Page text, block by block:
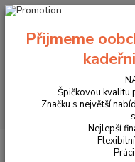
VŠECHNY PRODUKTY
Přijmeme
Špičkovou kvalitu
Značku s největší
Nejlepší